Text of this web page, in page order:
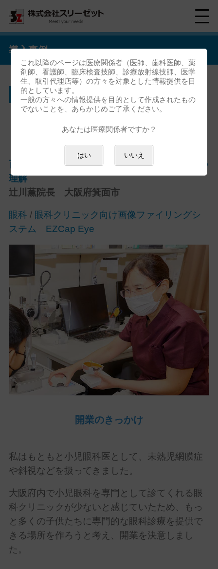
導入事例
辻川眼科
【お客様の声 vol.5】
百聞は一見に如かず ー 画像で深まる患者さんの
理解
辻川薫院長 大阪府箕面市
眼科 / 眼科クリニック向け画像ファイリングシ
ステム EZCap Eye
開業のきっかけ
私はもともと小児眼科医として、未熟児網膜症
や斜視などを扱ってきました。
大阪府内で小児眼科を専門として診てくれる眼
科クリニックが少ないと感じていたため、もっ
と多くの子供たちに専門的な眼科診療を提供で
きる場所を作ろうと考え、開業を決意しまし
た。
これ以降のページは医療関係者（医師、歯科医師、薬
剤師、看護師、臨床検査技師、診療放射線技師、医学
生、取引代理店等）の方々を対象とした情報提供を目
的としています。
一般の方々への情報提供を目的として作成されたもの
でないことを、あらかじめご了承ください。
あなたは医療関係者ですか？
はい いいえ